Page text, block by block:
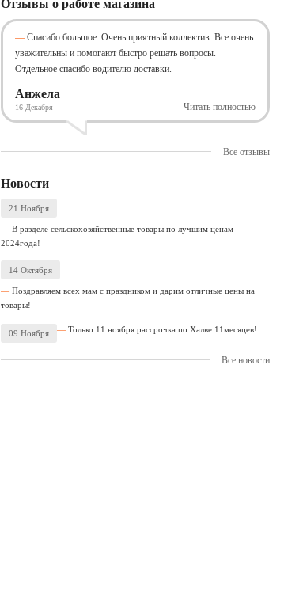
Отзывы о работе магазина
Спасибо большое. Очень приятный коллектив. Все очень
уважительны и помогают быстро решать вопросы.
Отдельное спасибо водителю доставки.
Анжела
16 Декабря Читать полностью
Все отзывы
Новости
21 Ноября
В разделе сельскохозяйственные товары по лучшим ценам
2024года!
14 Октября
Поздравляем всех мам с праздником и дарим отличные цены на
товары!
09 Ноября Только 11 ноября рассрочка по Халве 11месяцев!
Все новости